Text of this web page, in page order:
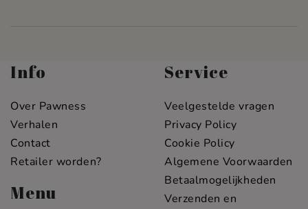
Info
Over Pawness
Verhalen
Contact
Retailer worden?
Menu
Service
Veelgestelde vragen
Privacy Policy
Cookie Policy
Algemene Voorwaarden
Betaalmogelijkheden
Verzenden en